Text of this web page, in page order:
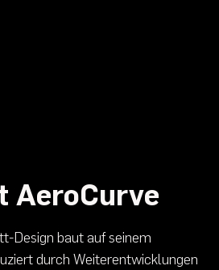
AeroCurve
Design baut auf seinem
durch Weiterentwicklungen